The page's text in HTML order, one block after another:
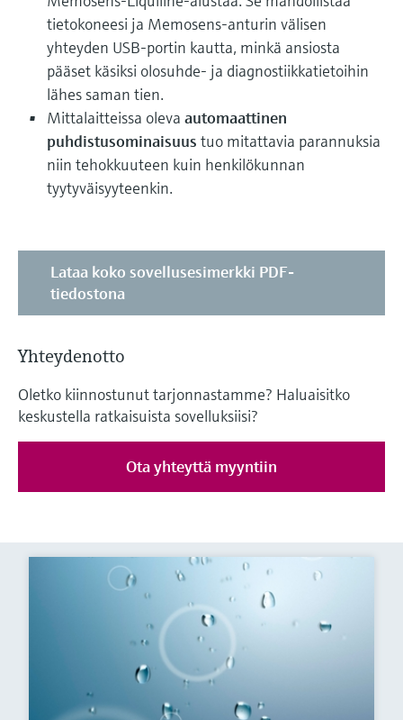
tietokoneesi ja Memosens-anturin välisen
yhteyden USB-portin kautta, minkä ansiosta
pääset käsiksi olosuhde- ja diagnostiikkatietoihin
lähes saman tien.
Mittalaitteissa oleva automaattinen
puhdistusominaisuus tuo mitattavia parannuksia
niin tehokkuuteen kuin henkilökunnan
tyytyväisyyteenkin.
Lataa koko sovellusesimerkki PDF-
tiedostona
Yhteydenotto
Oletko kiinnostunut tarjonnastamme? Haluaisitko
keskustella ratkaisuista sovelluksiisi?
Ota yhteyttä myyntiin